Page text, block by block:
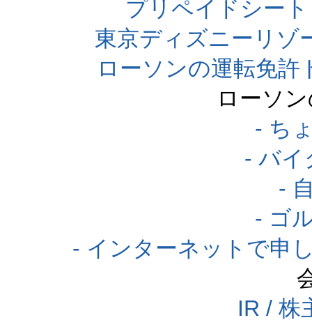
プリペイドシー
東京ディズニーリゾ
ローソンの運転免
ローソ
- ち
- バイ
-
- ゴ
- インターネットで申
IR / 株